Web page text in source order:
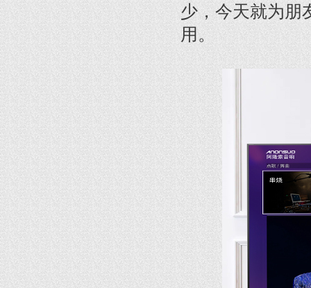
少，今天就为朋
用。